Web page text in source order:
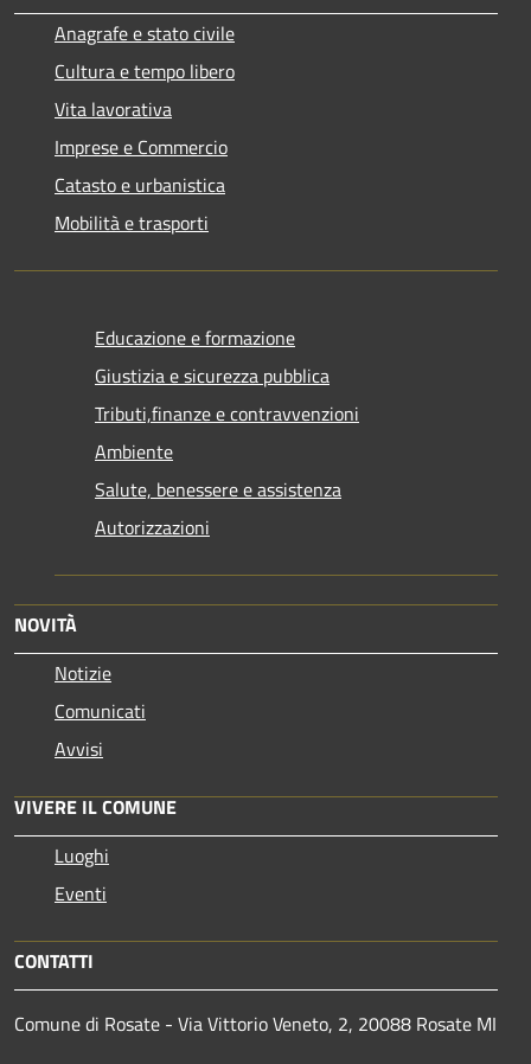
Anagrafe e stato civile
Cultura e tempo libero
Vita lavorativa
Imprese e Commercio
Catasto e urbanistica
Mobilità e trasporti
Educazione e formazione
Giustizia e sicurezza pubblica
Tributi,finanze e contravvenzioni
Ambiente
Salute, benessere e assistenza
Autorizzazioni
NOVITÀ
Notizie
Comunicati
Avvisi
VIVERE IL COMUNE
Luoghi
Eventi
CONTATTI
Comune di Rosate - Via Vittorio Veneto, 2, 20088 Rosate MI